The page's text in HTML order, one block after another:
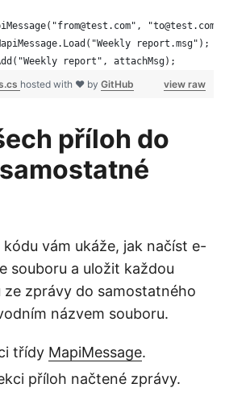
report.msg");
report", attachMsg);
view raw
hosted with ❤ by GitHub
příloh do
vám ukáže, jak načíst e-
souboru a uložit každou
zprávy do samostatného
názvem souboru.
třídy MapiMessage.
příloh načtené zprávy.